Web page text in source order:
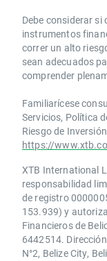
Debe considerar
instrumentos
correr un alto
sean adecuados
comprender
Familiarícese
Servicios, Política
Riesgo de
https://
XTB International
responsabilidad
de registro
153.939) y
Financieros de
6442514.
N°2, Belize City,